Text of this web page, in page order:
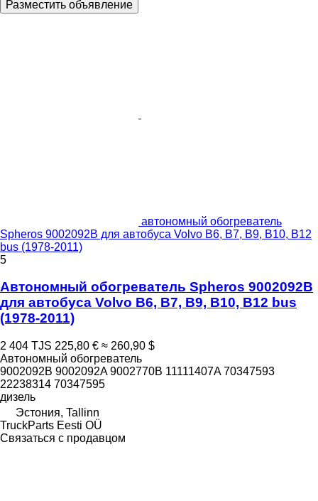
Разместить объявление
автономный обогреватель
Spheros 9002092B для автобуса Volvo B6, B7, B9, B10, B12
bus (1978-2011)
5
Автономный обогреватель Spheros 9002092B
для автобуса Volvo B6, B7, B9, B10, B12 bus
(1978-2011)
2 404 TJS 225,80 € ≈ 260,90 $
Автономный обогреватель
9002092B 9002092A 9002770B 11111407A 70347593
22238314 70347595
дизель
Эстония, Tallinn
TruckParts Eesti OÜ
Связаться с продавцом